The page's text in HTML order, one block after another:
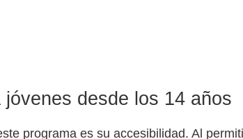
desde los 14 años
programa es su accesibilidad. Al